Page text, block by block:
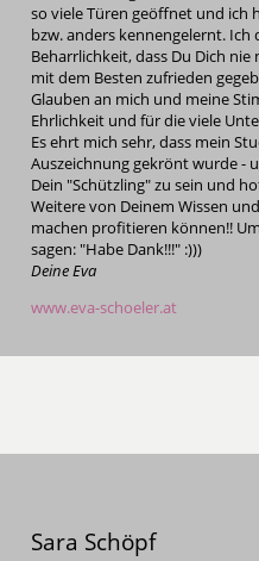
so viele Türen geöffnet und ich
bzw. anders kennengelernt. Ich
Beharrlichkeit, dass Du Dich
mit dem Besten zufrieden
Glauben an mich und meine
Ehrlichkeit und für die viele
Es ehrt mich sehr, dass mein
Auszeichnung gekrönt wurde -
Dein "Schützling" zu sein und
Weitere von Deinem Wissen
machen profitieren können!!
sagen: "Habe Dank!!!" :)))
Deine Eva
www.eva-schoeler.at
Sara Schöpf